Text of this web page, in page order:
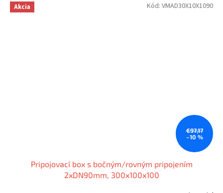
Akcia
€97,17
–10 %
Pripojovací box s bočným/rovným pripojením
2xDN90mm, 300x100x100
Kód: VMAD30X10X1090